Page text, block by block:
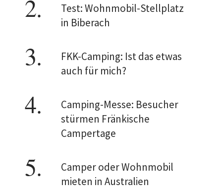
Test: Wohnmobil-Stellplatz
in Biberach
FKK-Camping: Ist das etwas
auch für mich?
Camping-Messe: Besucher
stürmen Fränkische
Campertage
Camper oder Wohnmobil
mieten in Australien